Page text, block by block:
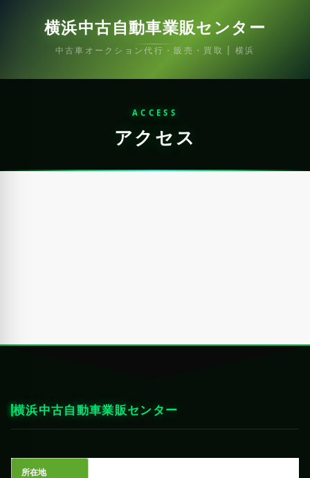
横浜中古自動車業販センター
中古車オークション代行・販売・買取 | 横浜
ACCESS
アクセス
横浜中古自動車業販センター
所在地